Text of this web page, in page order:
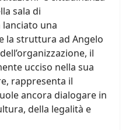
sala di
lanciato una
la struttura ad Angelo
il
ucciso nella sua
rappresenta il
ancora dialogare in
della legalità e